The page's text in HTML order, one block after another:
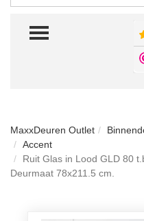
TOGGLE
MaxxDeuren Outlet
Accent
Ruit Glas in Lood GLD 80
Deurmaat 78x211.5 cm.